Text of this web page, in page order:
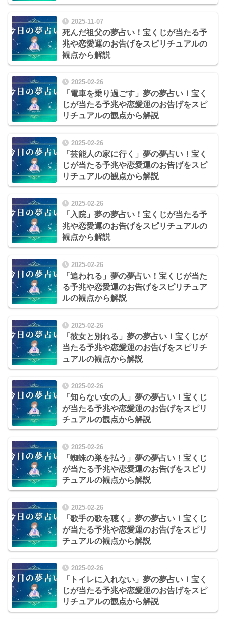
2025-11-07
死んだ祖父の夢占い！宝くじが当たる予
兆や恋愛運のお告げをスピリチュアルの
観点から解説
2025-02-26
「電車を乗り過ごす」夢の夢占い！宝く
じが当たる予兆や恋愛運のお告げをスピ
リチュアルの観点から解説
2025-02-26
「芸能人の家に行く」夢の夢占い！宝く
じが当たる予兆や恋愛運のお告げをスピ
リチュアルの観点から解説
2025-02-26
「入院」夢の夢占い！宝くじが当たる予
兆や恋愛運のお告げをスピリチュアルの
観点から解説
2025-02-26
「追われる」夢の夢占い！宝くじが当た
る予兆や恋愛運のお告げをスピリチュア
ルの観点から解説
2025-02-26
「彼女と別れる」夢の夢占い！宝くじが
当たる予兆や恋愛運のお告げをスピリチ
ュアルの観点から解説
2025-02-26
「知らない女の人」夢の夢占い！宝くじ
が当たる予兆や恋愛運のお告げをスピリ
チュアルの観点から解説
2025-02-26
「蜘蛛の巣を払う」夢の夢占い！宝くじ
が当たる予兆や恋愛運のお告げをスピリ
チュアルの観点から解説
2025-02-26
「歌手の歌を聴く」夢の夢占い！宝くじ
が当たる予兆や恋愛運のお告げをスピリ
チュアルの観点から解説
2025-02-26
「トイレに入れない」夢の夢占い！宝く
じが当たる予兆や恋愛運のお告げをスピ
リチュアルの観点から解説